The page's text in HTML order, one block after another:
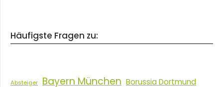
Häufigste Fragen zu:
Absteiger Bayern München Borussia Dortmund